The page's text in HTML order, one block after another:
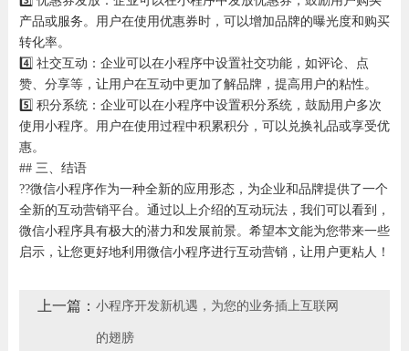
产品或服务。用户在使用优惠券时，可以增加品牌的曝光度和购买
转化率。
4️⃣ 社交互动：企业可以在小程序中设置社交功能，如评论、点
赞、分享等，让用户在互动中更加了解品牌，提高用户的粘性。
5️⃣ 积分系统：企业可以在小程序中设置积分系统，鼓励用户多次
使用小程序。用户在使用过程中积累积分，可以兑换礼品或享受优
惠。
## 三、结语
??微信小程序作为一种全新的应用形态，为企业和品牌提供了一个
全新的互动营销平台。通过以上介绍的互动玩法，我们可以看到，
微信小程序具有极大的潜力和发展前景。希望本文能为您带来一些
启示，让您更好地利用微信小程序进行互动营销，让用户更粘人！
上一篇： 小程序开发新机遇，为您的业务插上互联网
的翅膀